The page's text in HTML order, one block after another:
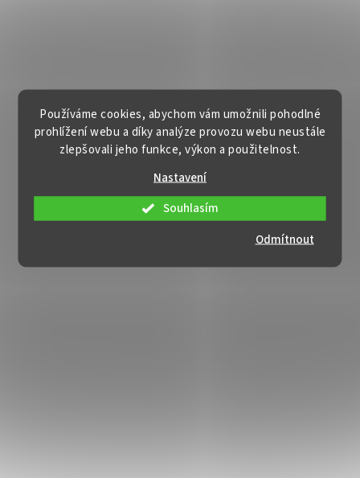
Používáme cookies, abychom vám umožnili pohodlné
prohlížení webu a díky analýze provozu webu neustále
zlepšovali jeho funkce, výkon a použitelnost.
Nastavení
Odmítnout
Souhlasím